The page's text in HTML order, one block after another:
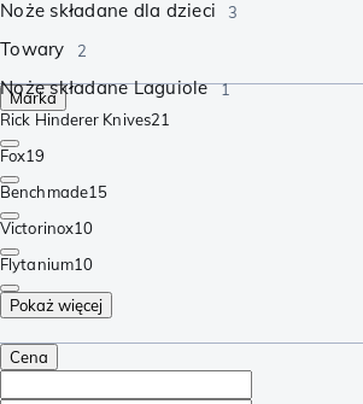
Noże składane dla dzieci 3
Towary 2
Noże składane Laguiole 1
Marka
Rick Hinderer Knives21
Fox19
Benchmade15
Victorinox10
Flytanium10
Pokaż więcej
Cena